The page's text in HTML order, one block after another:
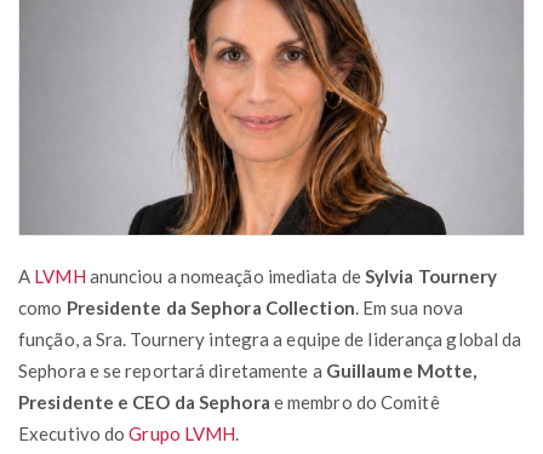
A LVMH anunciou a nomeação imediata de Sylvia Tournery
como Presidente da Sephora Collection . Em sua nova
função, a Sra. Tournery integra a equipe de liderança global da
Sephora e se reportará diretamente a Guillaume Motte,
Presidente e CEO da Sephora e membro do Comitê
Executivo doGrupo LVMH